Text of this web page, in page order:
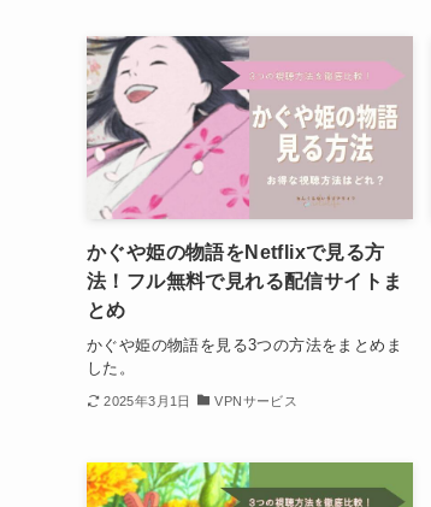
かぐや姫の物語をNetflixで見る方
法！フル無料で見れる配信サイトま
とめ
かぐや姫の物語を見る3つの方法をまとめま
した。
2025年3月1日 VPNサービス